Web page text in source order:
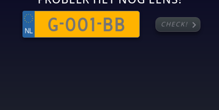
CHECK! chevron_right